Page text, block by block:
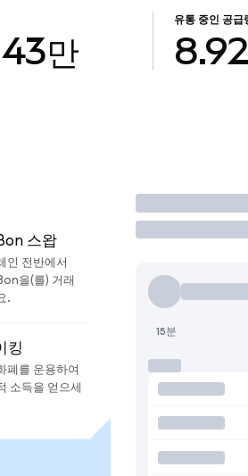
만
유통 중인 공급
스왑
인 전반에서
을(를) 거래
.
킹
폐를 운용하여
소득을 얻으세
거래
15분